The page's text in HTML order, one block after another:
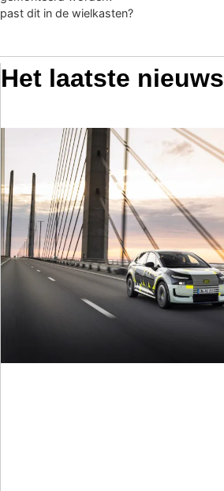
past dit in de wielkasten?
Het laatste nieuws